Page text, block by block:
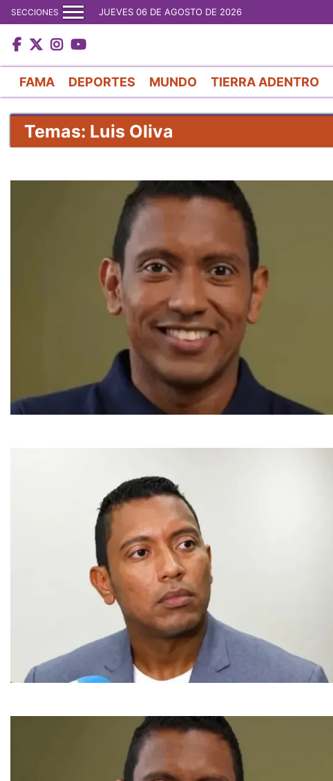
SECCIONES JUEVES 06 DE AGOSTO DE 2026
FAMA DEPORTES MUNDO TIERRA ADENTRO
Temas: Luis Oliva